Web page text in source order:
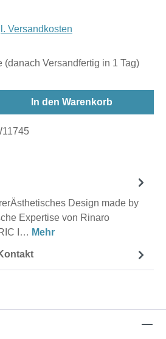
Versandkosten
(danach Versandfertig in 1 Tag)
In den Warenkorb
Design made by
Expertise von Rinaro
I… Mehr